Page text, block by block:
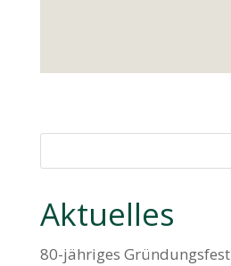
Aktuelles
80-jähriges Gründungsfest